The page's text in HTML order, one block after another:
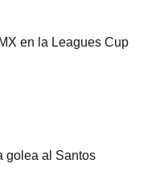
en la Leagues Cup
golea al Santos